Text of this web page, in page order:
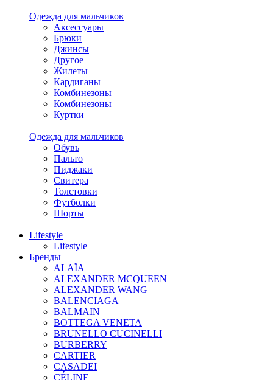
Одежда для мальчиков
Аксессуары
Брюки
Джинсы
Другое
Жилеты
Кардиганы
Комбинезоны
Комбинезоны
Куртки
Одежда для мальчиков
Обувь
Пальто
Пиджаки
Свитера
Толстовки
Футболки
Шорты
Lifestyle
Lifestyle
Бренды
ALAÏA
ALEXANDER MCQUEEN
ALEXANDER WANG
BALENCIAGA
BALMAIN
BOTTEGA VENETA
BRUNELLO CUCINELLI
BURBERRY
CARTIER
CASADEI
CÉLINE